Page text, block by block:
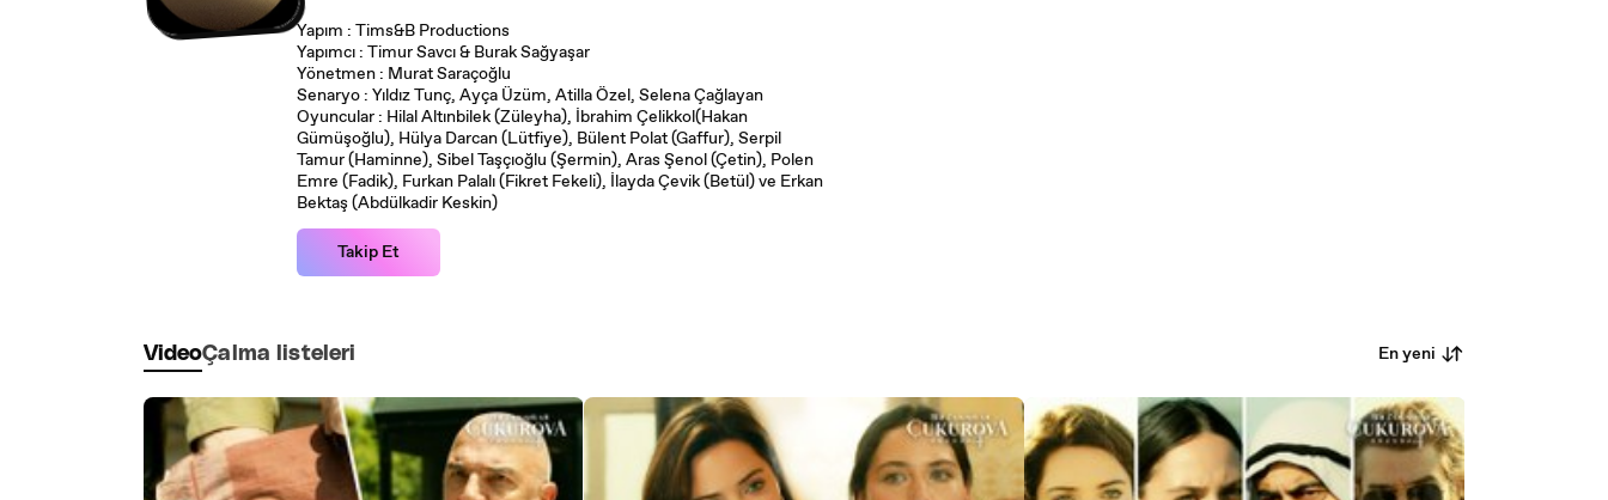
Yapım : Tims&B Productions
Yapımcı : Timur Savcı & Burak Sağyaşar
Yönetmen : Murat Saraçoğlu
Senaryo : Yıldız Tunç, Ayça Üzüm, Atilla Özel, Selena Çağlayan
Oyuncular : Hilal Altınbilek (Züleyha), İbrahim Çelikkol(Hakan
Gümüşoğlu), Hülya Darcan (Lütfiye), Bülent Polat (Gaffur), Serpil
Tamur (Haminne), Sibel Taşçıoğlu (Şermin), Aras Şenol (Çetin), Polen
Emre (Fadik), Furkan Palalı (Fikret Fekeli), İlayda Çevik (Betül) ve Erkan
Bektaş (Abdülkadir Keskin)
Takip Et
VideoÇalma listeleri En yeni